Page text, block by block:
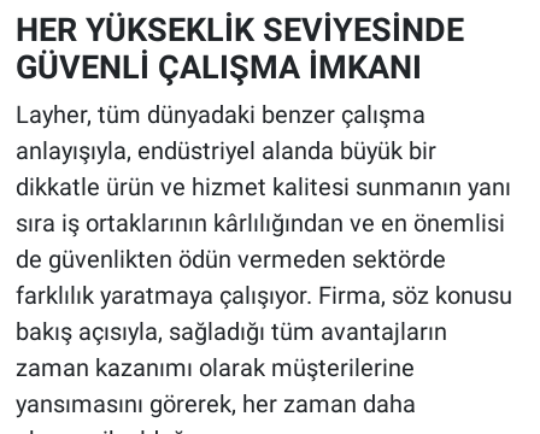
HER YÜKSEKLİK SEVİYESİNDE
GÜVENLİ ÇALIŞMA İMKANI
Layher, tüm dünyadaki benzer çalışma
anlayışıyla, endüstriyel alanda büyük bir
dikkatle ürün ve hizmet kalitesi sunmanın yanı
sıra iş ortaklarının kârlılığından ve en önemlisi
de güvenlikten ödün vermeden sektörde
farklılık yaratmaya çalışıyor. Firma, söz konusu
bakış açısıyla, sağladığı tüm avantajların
zaman kazanımı olarak müşterilerine
yansımasını görerek, her zaman daha